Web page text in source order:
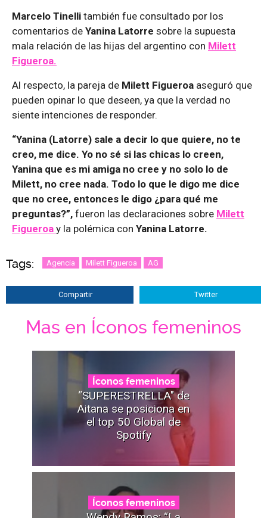
Marcelo Tinelli también fue consultado por los
comentarios de Yanina Latorre sobre la supuesta
mala relación de las hijas del argentino con Milett
Figueroa.
Al respecto, la pareja de Milett Figueroa aseguró que
pueden opinar lo que deseen, ya que la verdad no
siente intenciones de responder.
“Yanina (Latorre) sale a decir lo que quiere, no te
creo, me dice. Yo no sé si las chicas lo creen,
Yanina que es mi amiga no cree y no solo lo de
Milett, no cree nada. Todo lo que le digo me dice
que no cree, entonces le digo ¿para qué me
preguntas?”, fueron las declaraciones sobre Milett
Figueroa y la polémica con Yanina Latorre.
Tags: Agencia Milett Figueroa AG
Compartir Twitter
Mas en Íconos femeninos
Íconos femeninos
“SUPERESTRELLA" de
Aitana se posiciona en
el top 50 Global de
Spotify
Íconos femeninos